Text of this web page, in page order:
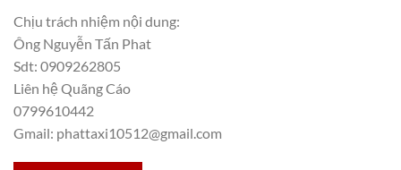
Chịu trách nhiệm nội dung:
Ông Nguyễn Tấn Phat
Sdt: 0909262805
Liên hệ Quãng Cáo
0799610442
Gmail: phattaxi10512@gmail.com